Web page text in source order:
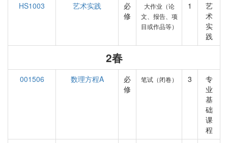
HS1003 艺术实践
必
修
大作业（论
文、报告、项
目或作品等）
1
艺
术
实
践
2春
001506 数理方程A
必
修
笔试（闭卷） 3
专
业
基
础
课
程